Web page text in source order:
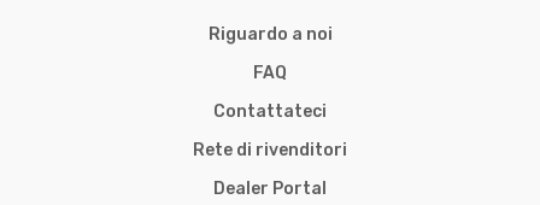
Riguardo a noi
FAQ
Contattateci
Rete di rivenditori
Dealer Portal